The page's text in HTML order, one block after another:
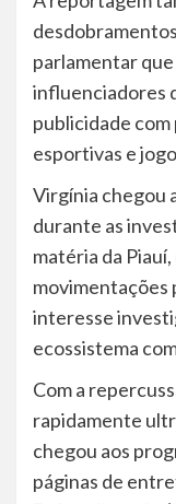
parlamentar
influenciadores
publicidade
esportivas e
Virgínia chegou
durante as
matéria da
movimentações
interesse
ecossistema
Com a
rapidamente
chegou aos
páginas de